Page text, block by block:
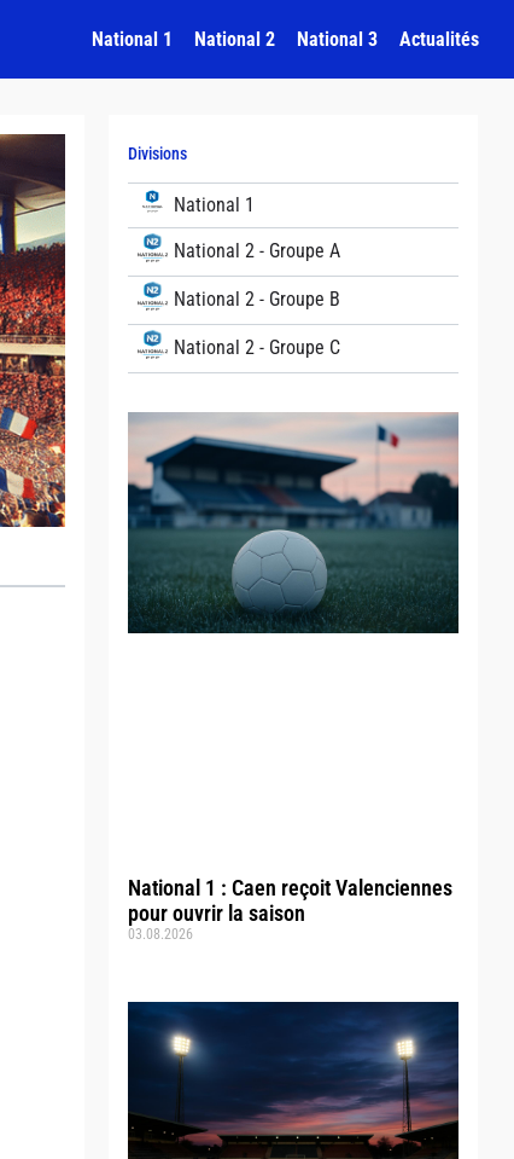
National 1 National 2 National 3 Actualités
Divisions
National 1
National 2 - Groupe A
National 2 - Groupe B
National 2 - Groupe C
National 1 : Caen reçoit Valenciennes
pour ouvrir la saison
03.08.2026